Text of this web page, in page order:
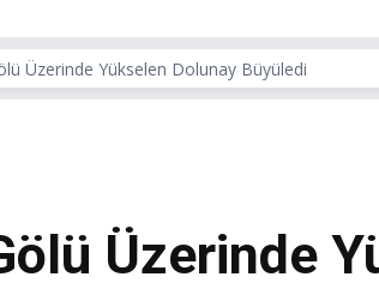
Üzerinde Yükselen Dolunay Büyüledi
Üzerinde